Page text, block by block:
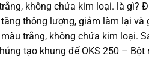
không chứa kim loại. là
thông lượng, giảm làm lại
trắng, không chứa kim loại.
tạo khung để OKS 250 –